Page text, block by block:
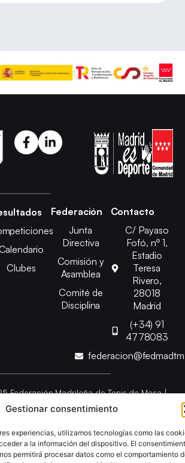
Gestionar consentimiento
experiencias, utilizamos tecnologías como las
a la información del dispositivo. El
permitirá procesar datos como el comportamiento
Clubes
Federación
Junta
Directiva
Comisión y
Asamblea
Comité de
Disciplina
Contacto
C/ Payaso
Fofó, nº 1,
Estadio
Teresa
Rivero,
28018
Madrid
(+34) 91
4778083
Federación Madrileña de Tenis de Mesa |
Desarrollado porTOOOLS
de CookiesPolítica de Privacidad
de Accesibilidad